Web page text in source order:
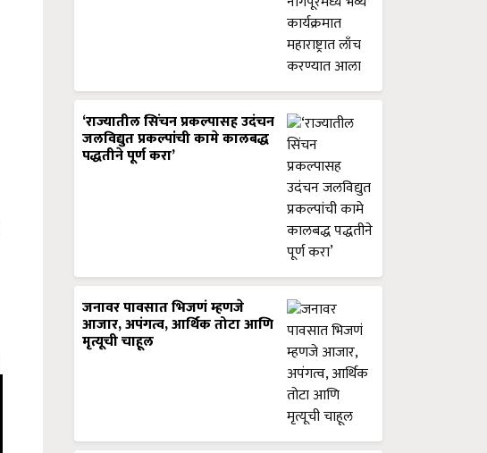
‘राज्यातील सिंचन प्रकल्पासह उदंचन
जलविद्युत प्रकल्पांची कामे कालबद्ध
पद्धतीने पूर्ण करा’
जनावर पावसात भिजणं म्हणजे
आजार, अपंगत्व, आर्थिक तोटा आणि
मृत्यूची चाहूल